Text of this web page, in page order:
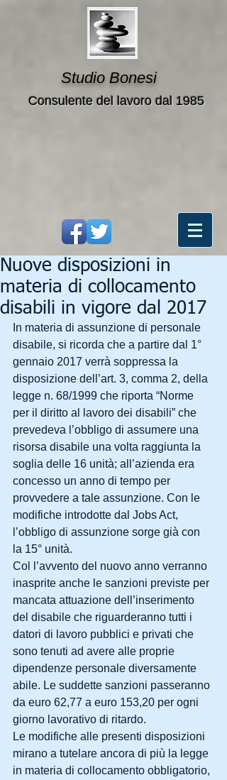
Studio Bonesi
Consulente del lavoro dal 1985
Nuove disposizioni in
materia di collocamento
disabili in vigore dal 2017
In materia di assunzione di personale
disabile, si ricorda che a partire dal 1°
gennaio 2017 verrà soppressa la
disposizione dell’art. 3, comma 2, della
legge n. 68/1999 che riporta “Norme
per il diritto al lavoro dei disabili” che
prevedeva l’obbligo di assumere una
risorsa disabile una volta raggiunta la
soglia delle 16 unità; all’azienda era
concesso un anno di tempo per
provvedere a tale assunzione. Con le
modifiche introdotte dal Jobs Act,
l’obbligo di assunzione sorge già con
la 15° unità.
Col l’avvento del nuovo anno verranno
inasprite anche le sanzioni previste per
mancata attuazione dell’inserimento
del disabile che riguarderanno tutti i
datori di lavoro pubblici e privati che
sono tenuti ad avere alle proprie
dipendenze personale diversamente
abile. Le suddette sanzioni passeranno
da euro 62,77 a euro 153,20 per ogni
giorno lavorativo di ritardo.
Le modifiche alle presenti disposizioni
mirano a tutelare ancora di più la legge
in materia di collocamento obbligatorio,